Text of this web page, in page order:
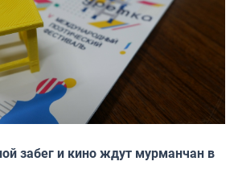
забег и кино ждут мурманчан в